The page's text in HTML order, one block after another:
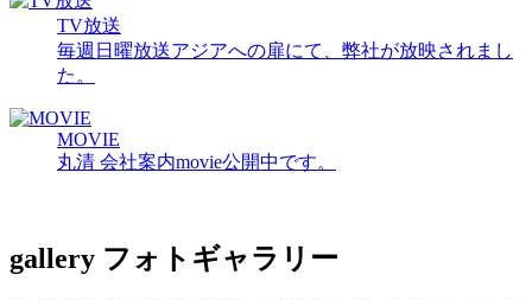
TV放送
毎週日曜放送アジアへの扉にて、弊社が放映されまし
た。
MOVIE
丸清 会社案内movie公開中です。
gallery フォトギャラリー